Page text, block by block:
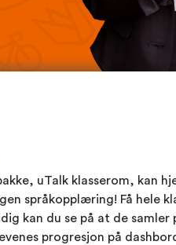
uTalk klasserom, kan
språkopplæring! Få hele
kan du se på at de
progresjon på